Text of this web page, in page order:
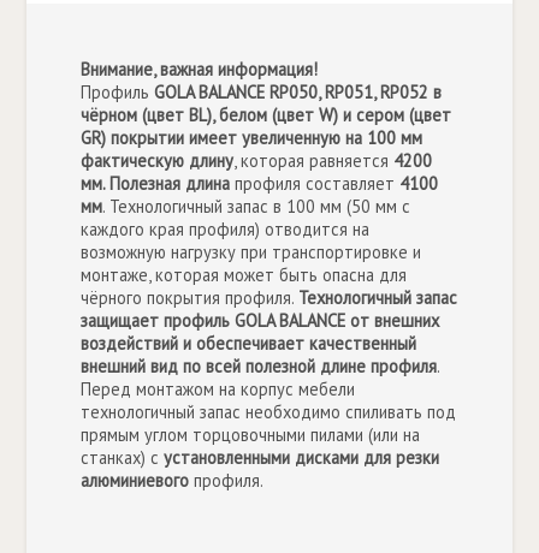
Внимание, важная информация!
ПрофильGOLA BALANCE RP050, RP051, RP052 в
чёрном (цвет BL), белом (цвет W) и сером (цвет
GR) покрытии имеет увеличенную на 100 мм
фактическую длину, которая равняется 4200
мм. Полезная длина профиля составляет 4100
мм. Технологичный запас в 100 мм (50 мм с
каждого края профиля) отводится на
возможную нагрузку при транспортировке и
монтаже, которая может быть опасна для
чёрного покрытия профиля. Технологичный запас
защищает профиль GOLA BALANCE от внешних
воздействий и обеспечивает качественный
внешний вид по всей полезной длине профиля.
Перед монтажом на корпус мебели
технологичный запас необходимо спиливать под
прямым углом торцовочными пилами (или на
станках) сустановленными дисками для резки
алюминиевого профиля.